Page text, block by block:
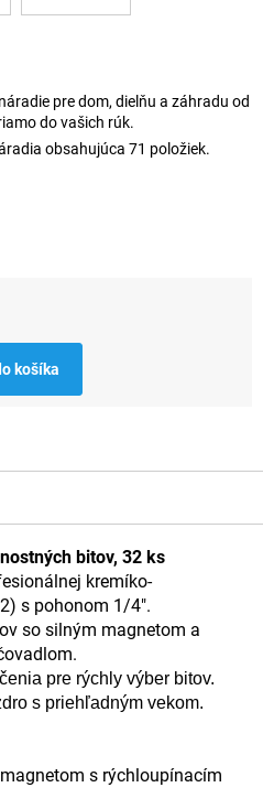
pre dom, dielňu a záhradu od
do vašich rúk.
obsahujúca 71 položiek.
košíka
bitov, 32 ks
kremíko-
s pohonom 1/4".
so silným magnetom a
pre rýchly výber bitov.
s priehľadným vekom.
s rýchloupínacím